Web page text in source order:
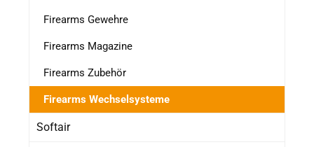
Firearms Gewehre
Firearms Magazine
Firearms Zubehör
Firearms Wechselsysteme
Softair